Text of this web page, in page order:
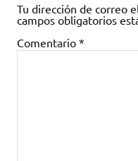
Tu dirección de correo
campos obligatorios
Comentario *